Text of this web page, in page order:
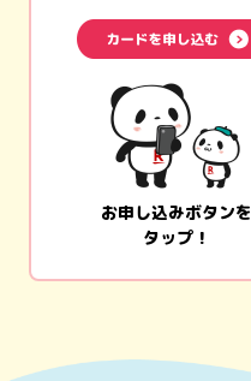
お申し込みボタンを
タップ！